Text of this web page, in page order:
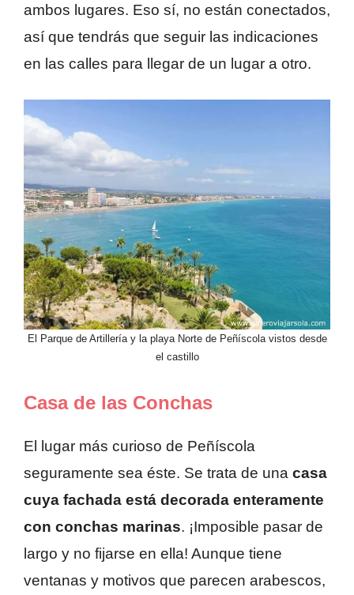
ambos lugares. Eso sí, no están conectados,
así que tendrás que seguir las indicaciones
en las calles para llegar de un lugar a otro.
El Parque de Artillería y la playa Norte de Peñíscola vistos desde
el castillo
Casa de las Conchas
El lugar más curioso de Peñíscola
seguramente sea éste. Se trata de una casa
cuya fachada está decorada enteramente
con conchas marinas. ¡Imposible pasar de
largo y no fijarse en ella! Aunque tiene
ventanas y motivos que parecen arabescos,